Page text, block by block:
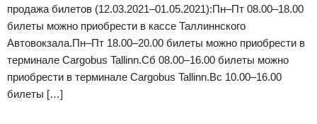
продажа билетов (12.03.2021–01.05.2021):Пн–Пт 08.00–18.00
билеты можно приобрести в кассе Таллиннского
Автовокзала.Пн–Пт 18.00–20.00 билеты можно приобрести в
терминале Сargobus Tallinn.Сб 08.00–16.00 билеты можно
приобрести в терминале Сargobus Tallinn.Вс 10.00–16.00
билеты […]